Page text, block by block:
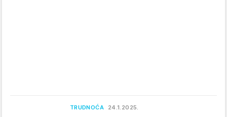
TRUDNOĆA 24.1.2025.